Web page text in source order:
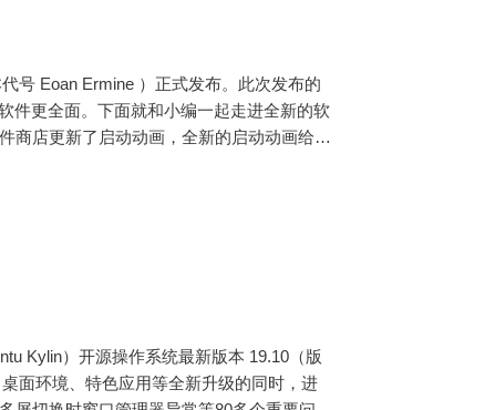
号 Eoan Ermine ）正式发布。此次发布的
件更全面。下面就和小编一起走进全新的软
商店更新了启动动画，全新的启动动画给用
Kylin）开源操作系统最新版本 19.10（版
面环境、特色应用等全新升级的同时，进